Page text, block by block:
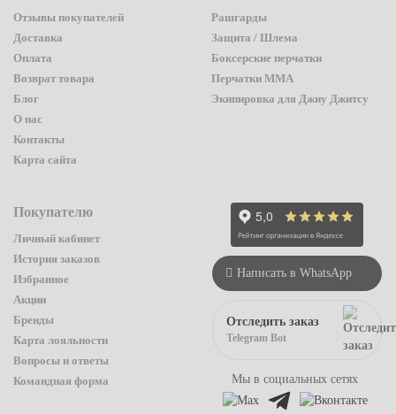
Отзывы покупателей
Доставка
Оплата
Возврат товара
Блог
О нас
Контакты
Карта сайта
Рашгарды
Защита / Шлема
Боксерские перчатки
Перчатки ММА
Экипировка для Джиу Джитсу
Покупателю
Личный кабинет
История заказов
Избранное
Акции
Бренды
Карта лояльности
Вопросы и ответы
Командная форма
Написать в WhatsApp
Отследить заказ
Telegram Bot
Мы в социальных сетях